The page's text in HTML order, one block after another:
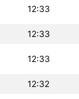
12:33
12:33
12:33
12:32